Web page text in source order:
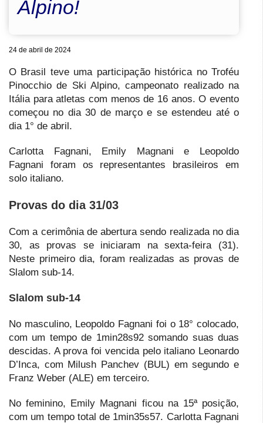
Alpino!
24 de abril de 2024
O Brasil teve uma participação histórica no Troféu
Pinocchio de Ski Alpino, campeonato realizado na
Itália para atletas com menos de 16 anos. O evento
começou no dia 30 de março e se estendeu até o
dia 1° de abril.
Carlotta Fagnani, Emily Magnani e Leopoldo
Fagnani foram os representantes brasileiros em
solo italiano.
Provas do dia 31/03
Com a cerimônia de abertura sendo realizada no dia
30, as provas se iniciaram na sexta-feira (31).
Neste primeiro dia, foram realizadas as provas de
Slalom sub-14.
Slalom sub-14
No masculino, Leopoldo Fagnani foi o 18° colocado,
com um tempo de 1min28s92 somando suas duas
descidas. A prova foi vencida pelo italiano Leonardo
D’Inca, com Milush Panchev (BUL) em segundo e
Franz Weber (ALE) em terceiro.
No feminino, Emily Magnani ficou na 15ª posição,
com um tempo total de 1min35s57. Carlotta Fagnani